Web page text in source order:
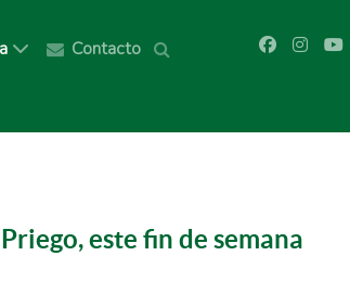
Contacto
este fin de semana